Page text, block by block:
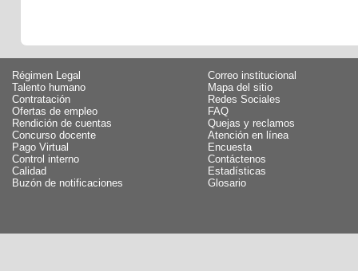
Régimen Legal
Talento humano
Contratación
Ofertas de empleo
Rendición de cuentas
Concurso docente
Pago Virtual
Control interno
Calidad
Buzón de notificaciones
Correo institucional
Mapa del sitio
Redes Sociales
FAQ
Quejas y reclamos
Atención en línea
Encuesta
Contáctenos
Estadísticas
Glosario